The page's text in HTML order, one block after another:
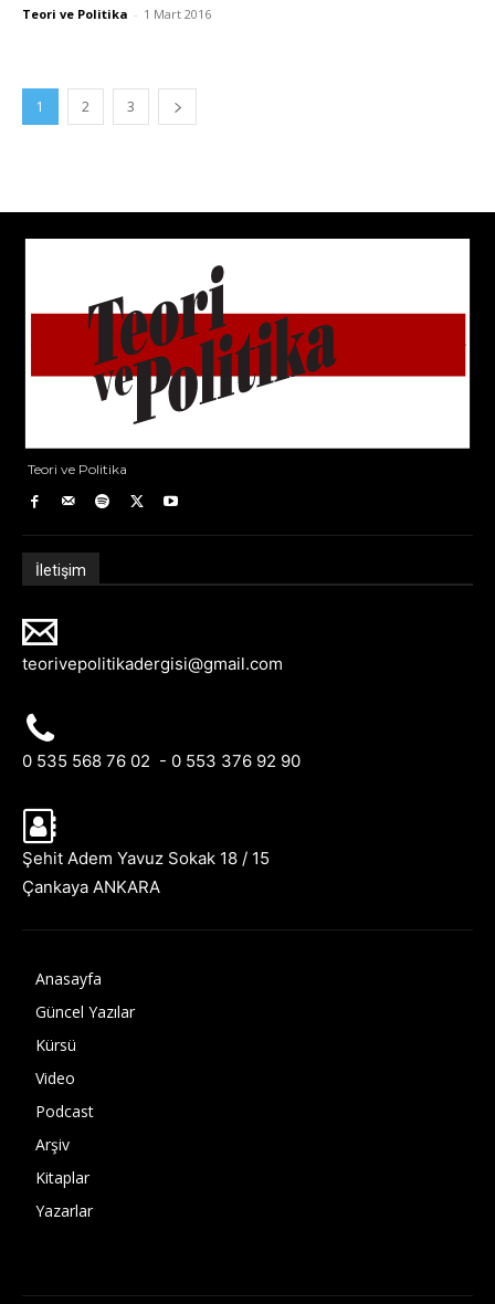
Teori ve Politika - 1 Mart 2016
1 2 3
Teori ve Politika
İletişim
teorivepolitikadergisi@gmail.com
0 535 568 76 02 - 0 553 376 92 90
Şehit Adem Yavuz Sokak 18 / 15
Çankaya ANKARA
Anasayfa
Güncel Yazılar
Kürsü
Video
Podcast
Arşiv
Kitaplar
Yazarlar